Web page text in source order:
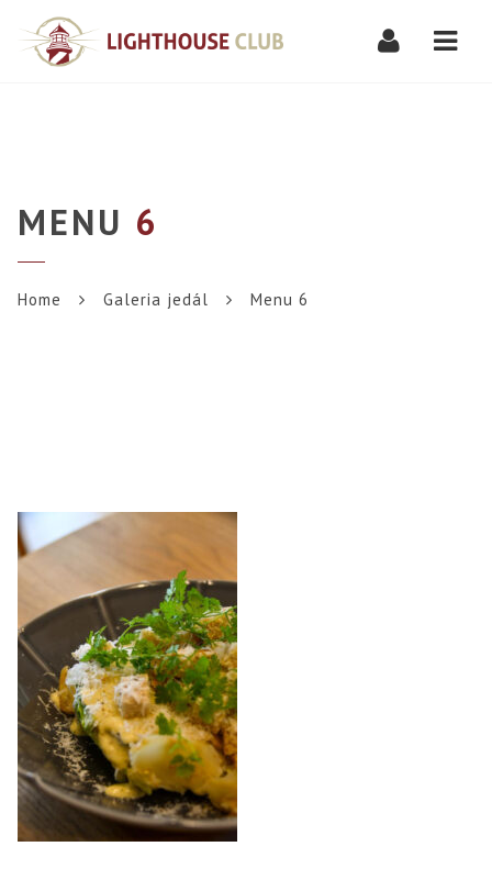
MENU 6
Home Galeria jedál Menu 6